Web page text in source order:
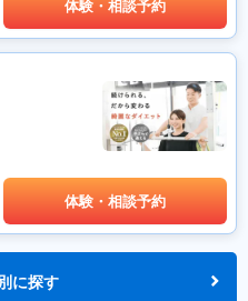
体験・相談予約
体験・相談予約
に探す